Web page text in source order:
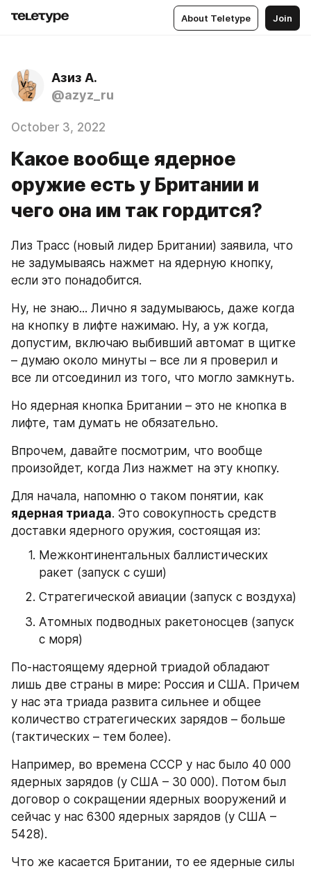
About Teletype Join
Азиз А.
@azyz_ru
October 3, 2022
Какое вообще ядерное
оружие есть у Британии и
чего она им так гордится?
Лиз Трасс (новый лидер Британии) заявила, что
не задумываясь нажмет на ядерную кнопку,
если это понадобится.
Ну, не знаю... Лично я задумываюсь, даже когда
на кнопку в лифте нажимаю. Ну, а уж когда,
допустим, включаю выбивший автомат в щитке
– думаю около минуты – все ли я проверил и
все ли отсоединил из того, что могло замкнуть.
Но ядерная кнопка Британии – это не кнопка в
лифте, там думать не обязательно.
Впрочем, давайте посмотрим, что вообще
произойдет, когда Лиз нажмет на эту кнопку.
ядерная триада. Это совокупность средств
доставки ядерного оружия, состоящая из:
Межконтинентальных баллистических
ракет (запуск с суши)
Стратегической авиации (запуск с воздуха)
Атомных подводных ракетоносцев (запуск
с моря)
По-настоящему ядерной триадой обладают
лишь две страны в мире: Россия и США. Причем
у нас эта триада развита сильнее и общее
количество стратегических зарядов – больше
(тактических – тем более).
Например, во времена СССР у нас было 40 000
ядерных зарядов (у США – 30 000). Потом был
договор о сокращении ядерных вооружений и
сейчас у нас 6300 ядерных зарядов (у США –
5428).
Что же касается Британии, то ее ядерные силы